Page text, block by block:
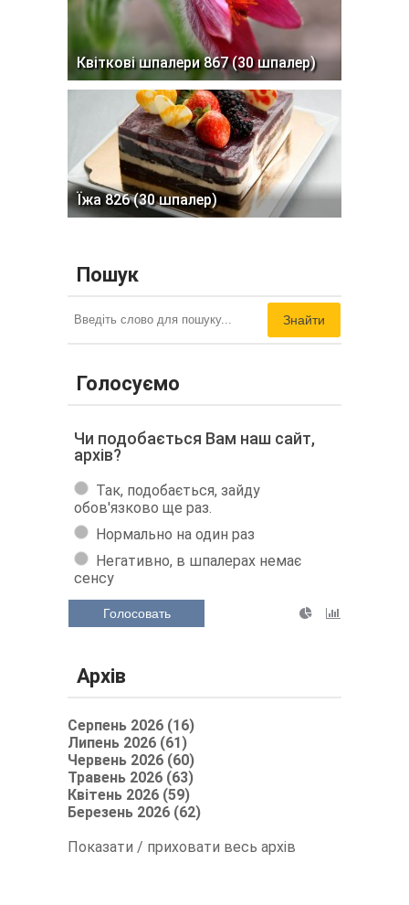
Квіткові шпалери 867 (30 шпалер)
Їжа 826 (30 шпалер)
Пошук
Знайти
Голосуємо
Чи подобається Вам наш сайт,
архів?
Так, подобається, зайду
обов'язково ще раз.
Нормально на один раз
Негативно, в шпалерах немає
сенсу
Голосовать
Архів
Серпень 2026 (16)
Липень 2026 (61)
Червень 2026 (60)
Травень 2026 (63)
Квітень 2026 (59)
Березень 2026 (62)
Показати / приховати весь архів